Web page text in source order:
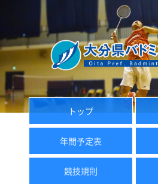
トップ
年間予定表
競技規則